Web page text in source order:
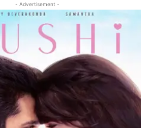
- Advertisement -